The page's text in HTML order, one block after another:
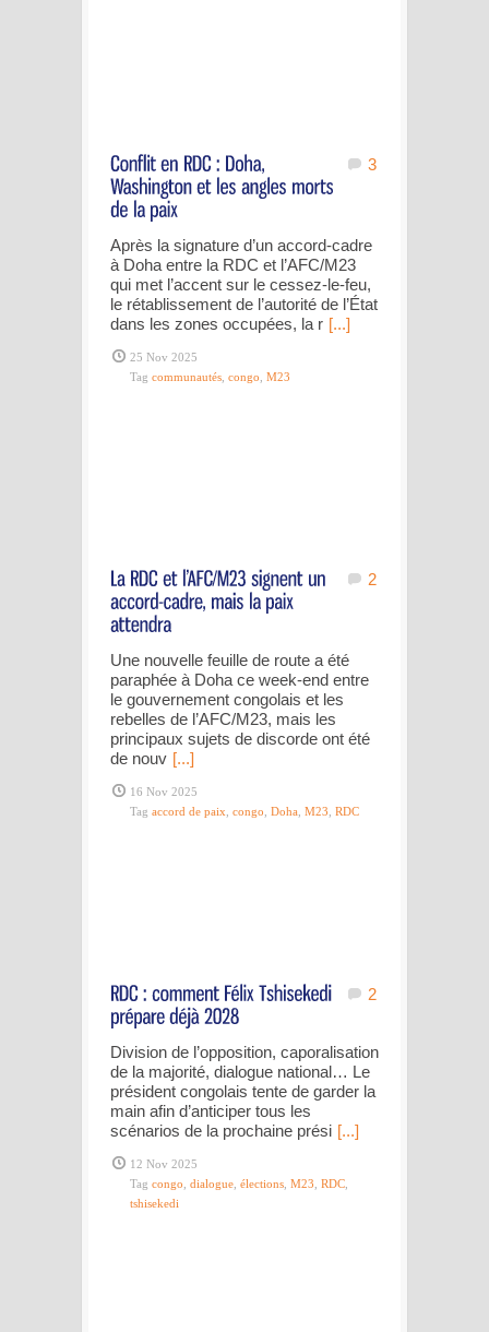
3
Après la signature d’un accord-cadre
à Doha entre la RDC et l’AFC/M23
qui met l’accent sur le cessez-le-feu,
le rétablissement de l’autorité de l’État
dans les zones occupées, la r [...]
25 Nov 2025
Tag communautés, congo, M23
2
Une nouvelle feuille de route a été
paraphée à Doha ce week-end entre
le gouvernement congolais et les
rebelles de l’AFC/M23, mais les
principaux sujets de discorde ont été
de nouv [...]
16 Nov 2025
Tag accord de paix, congo, Doha, M23, RDC
2
Division de l’opposition, caporalisation
de la majorité, dialogue national… Le
président congolais tente de garder la
main afin d’anticiper tous les
scénarios de la prochaine prési [...]
12 Nov 2025
Tag congo dialogue élections M23 RDC
tshisekedi